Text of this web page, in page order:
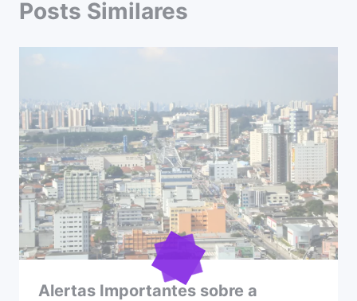
Posts Similares
Alertas Importantes sobre a